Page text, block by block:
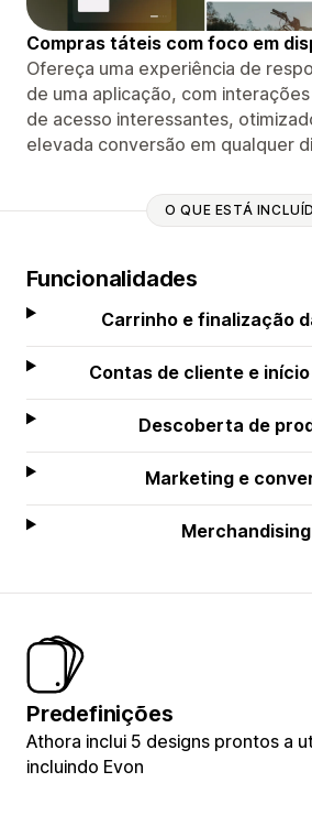
Compras táteis com foco em
Ofereça uma experiência de
de uma aplicação, com
de acesso interessantes,
elevada conversão em qualquer
O QUE ESTÁ
Funcionalidades
Carrinho e finalização
Contas de cliente e
Descoberta de
Marketing e
Merchandising
Predefinições
Athora inclui 5 designs prontos a
incluindo Evon